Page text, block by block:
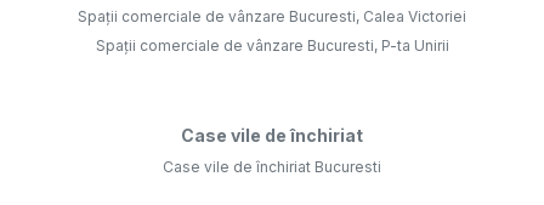
Spații comerciale de vânzare Bucuresti, Calea Victoriei
Spații comerciale de vânzare Bucuresti, P-ta Unirii
Case vile de închiriat
Case vile de închiriat Bucuresti